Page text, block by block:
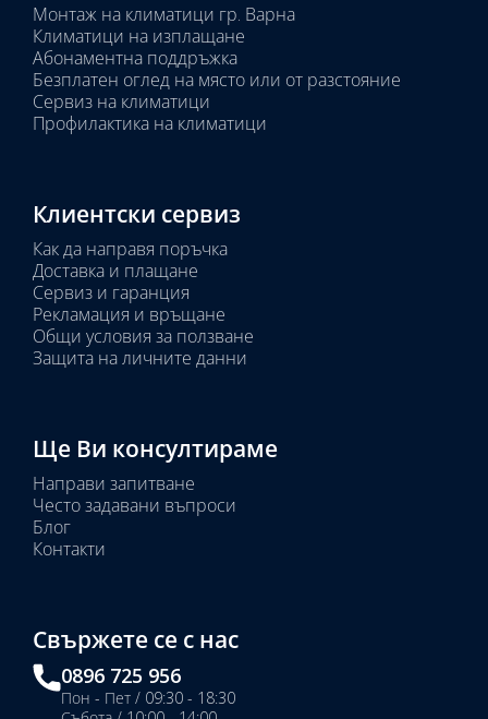
Монтаж на климатици гр. Варна
Климатици на изплащане
Абонаментна поддръжка
Безплатен оглед на място или от разстояние
Сервиз на климатици
Профилактика на климатици
Клиентски сервиз
Как да направя поръчка
Доставка и плащане
Сервиз и гаранция
Рекламация и връщане
Общи условия за ползване
Защита на личните данни
Ще Ви консултираме
Направи запитване
Често задавани въпроси
Блог
Контакти
Свържете се с нас
0896 725 956
Пон - Пет / 09:30 - 18:30